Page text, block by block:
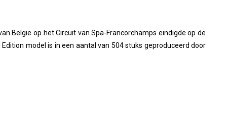
Belgie op het Circuit van Spa-Francorchamps eindigde op de
model is in een aantal van 504 stuks geproduceerd door